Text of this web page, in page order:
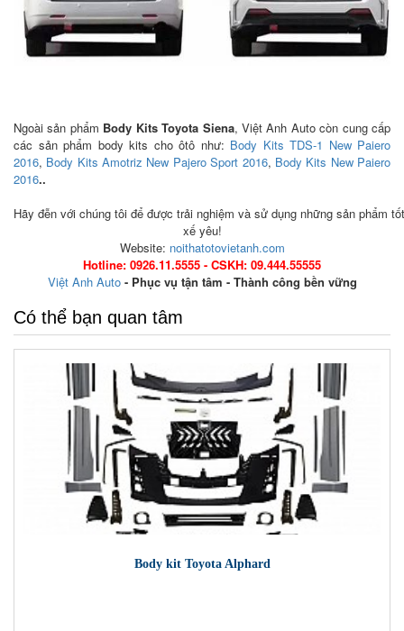
Ngoài sản phẩm Body Kits Toyota Siena, Việt Anh Auto còn cung cấp
các sản phẩm body kits cho ôtô như: Body Kits TDS-1 New Paiero
2016, Body Kits Amotriz New Pajero Sport 2016, Body Kits New Paiero
2016..
Hãy đễn với chúng tôi để được trải nghiệm và sử dụng những sản phẩm
xế yêu!
Website: noithatotovietanh.com
Hotline: 0926.11.5555 - CSKH: 09.444.55555
Việt Anh Auto- Phục vụ tận tâm - Thành công bền vững
Có thể bạn quan tâm
Body kit Toyota Alphard